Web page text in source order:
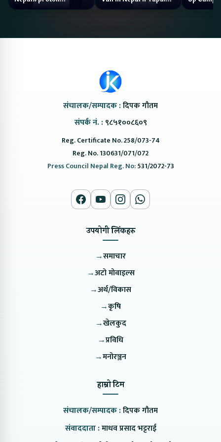
#protonemas5#protonnepal#evcarnepal
Bazar II Jankari
संचालक/सम्पादक :दिपक गौतम
संपर्क नं. : ९८५१००८६०९
Reg. Certificate No. 258/073-74
Reg. No. 130631/071/072
Press Council Nepal Reg. No:531/2072-73
उपयोगी लिंकहरु
→समाचार
→अटो मोवाइल्स
→अर्थ/विकास
→कृषि
→खेलकुद
→प्रविधि
→मनोरञ्जन
हाम्रो टिम
संचालक/सम्पादक :दिपक गौतम
संवाददाता :माधव प्रसाद भट्टराई